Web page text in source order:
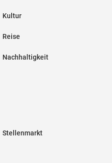
Kultur
Reise
Nachhaltigkeit
Stellenmarkt